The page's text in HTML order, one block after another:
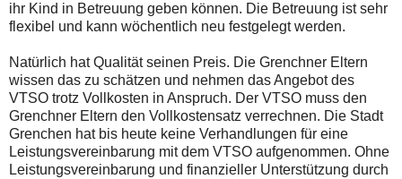
ihr Kind in Betreuung geben können. Die Betreuung ist sehr
flexibel und kann wöchentlich neu festgelegt werden.
Natürlich hat Qualität seinen Preis. Die Grenchner Eltern
wissen das zu schätzen und nehmen das Angebot des
VTSO trotz Vollkosten in Anspruch. Der VTSO muss den
Grenchner Eltern den Vollkostensatz verrechnen. Die Stadt
Grenchen hat bis heute keine Verhandlungen für eine
Leistungsvereinbarung mit dem VTSO aufgenommen. Ohne
Leistungsvereinbarung und finanzieller Unterstützung durch